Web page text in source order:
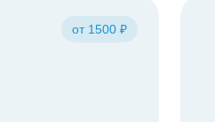
от 1500 ₽